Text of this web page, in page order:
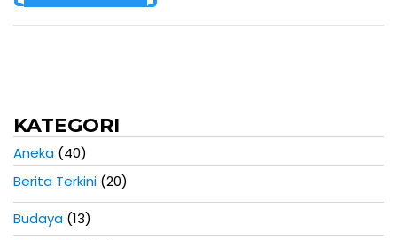
KATEGORI
Aneka (40)
Berita Terkini (20)
Budaya (13)